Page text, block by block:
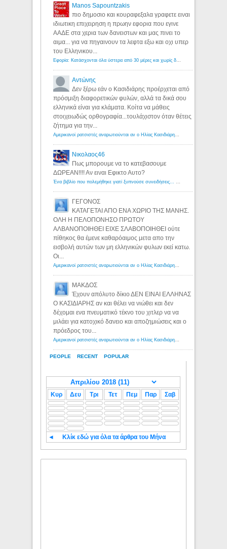
PEOPLE RECENT POPULAR
Manos Sapountzakis
πιο δημοσιο και κουραφεξαλα γραφετε ειναι
ιδιωτικη επιχειρηση η πρωην εφορια που εγινε
ΑΑΔΕ στα χερια των δανειστων και μας πινει το
αιμα... για να πηγαινουν τα λεφτα εξω και οχι υπερ
του Ελληνικου...
Εφορία: Κατάσχονται όλα ύστερα από 30 μέρες και χωρίς δικαστικές αποφάσεις - Λόγιος Ερμής
Αντώνης
Δεν ξέρω εάν ο Κασιδιάρης προέρχεται από
πρόσμιξη διαφορετικών φυλών, αλλά τα δικά σου
ελληνικά είναι για κλάματα. Κοίτα να μάθεις
στοιχειωδώς ορθογραφία...τουλάχιστον όταν θέτεις
ζήτημα για την...
Αμερικανοί ρατσιστές αναρωτιούνται αν ο Ηλίας Κασιδιάρης ανήκει στη λευκή φυλή... - Λόγιος Ερμής
Νικολαος46
Πως μπορουμε να το κατεβασουμε
ΔΩΡΕΑΝ!!!! Αν ειναι Εφικτο Αυτο?
Ένα βιβλίο που πολεμήθηκε γιατί ξυπνούσε συνειδήσεις... - Λόγιος Ερμής | Η γνώση ξεκινάει με την αναζήτηση...
ΓΕΓΟΝΟΣ
ΚΑΤΑΓΕΤΑΙ ΑΠΟ ΕΝΑ ΧΩΡΙΟ ΤΗΣ ΜΑΝΗΣ.
ΟΛΗ Η ΠΕΛΟΠΟΝΗΣΟ ΠΡΩΤΟΥ
ΑΛΒΑΝΟΠΟΙΗΘΕΙ ΕΙΧΕ ΣΛΑΒΟΠΟΙΗΘΕΙ ούτε
πίθηκος θα έμενε καθαρόαιμος μετα απο την
εισβολή αυτών των μη ελληνικών φυλων εκεί κατω.
Οι...
Αμερικανοί ρατσιστές αναρωτιούνται αν ο Ηλίας Κασιδιάρης ανήκει στη λευκή φυλή... - Λόγιος Ερμής
ΜΑΚΔΟΣ
Έχουν απόλυτο δίκιο ΔΕΝ ΕΙΝΑΙ ΕΛΛΗΝΑΣ
Ο ΚΑΣΙΔΙΑΡΗΣ αν και θέλει να νιώθει και δεν
δέχομαι ενα πνευματικό τέκνο του χιτλερ να να
μιλάει για κατοχικό δανειο και αποζημιώσεις και ο
πρόεδρος του...
Αμερικανοί ρατσιστές αναρωτιούνται αν ο Ηλίας Κασιδιάρης ανήκει στη λευκή φυλή... - Λόγιος Ερμής
Κυρ Δευ Τρι Τετ Πεμ Παρ Σαβ
◄ Κλίκ εδώ για όλα τα άρθρα του Μήνα